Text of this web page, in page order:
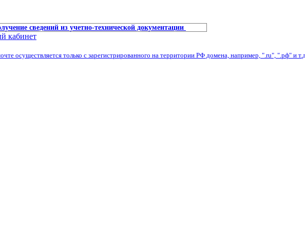
сведений из учетно-технической документации
кабинет
осуществляется только с зарегистрированного на территории РФ домена, например, ".ru", ".рф" и